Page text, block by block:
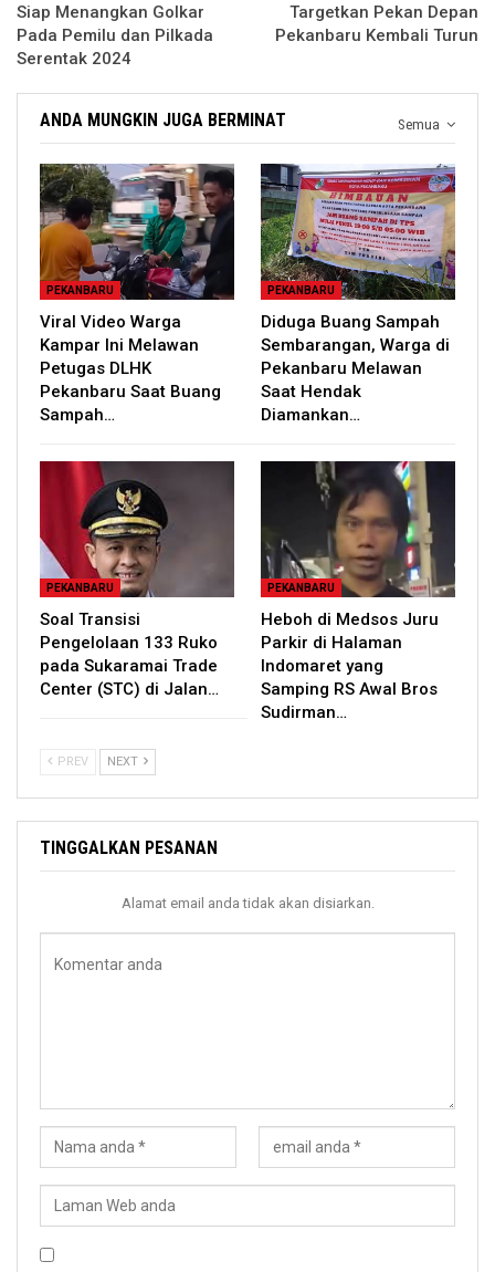
Siap Menangkan Golkar
Pada Pemilu dan Pilkada
Serentak 2024
Targetkan Pekan Depan
Pekanbaru Kembali Turun
Semua
ANDA MUNGKIN JUGA BERMINAT
PEKANBARU
Viral Video Warga
Kampar Ini Melawan
Petugas DLHK
Pekanbaru Saat Buang
Sampah…
PEKANBARU
Diduga Buang Sampah
Sembarangan, Warga di
Pekanbaru Melawan
Saat Hendak
Diamankan…
PEKANBARU
Soal Transisi
Pengelolaan 133 Ruko
pada Sukaramai Trade
Center (STC) di Jalan…
PEKANBARU
Heboh di Medsos Juru
Parkir di Halaman
Indomaret yang
Samping RS Awal Bros
Sudirman…
PREV NEXT
TINGGALKAN PESANAN
Alamat email anda tidak akan disiarkan.